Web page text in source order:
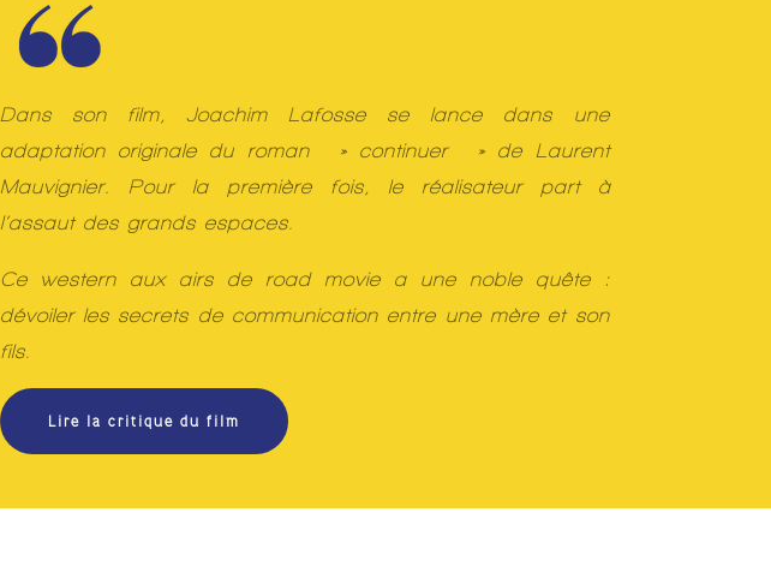
Dans son film, Joachim Lafosse se lance dans une
adaptation originale du roman » continuer » de Laurent
Mauvignier. Pour la première fois, le réalisateur part à
l’assaut des grands espaces.
Ce western aux airs de road movie a une noble quête :
dévoiler les secrets de communication entre une mère et son
fils.
Lire la critique du film